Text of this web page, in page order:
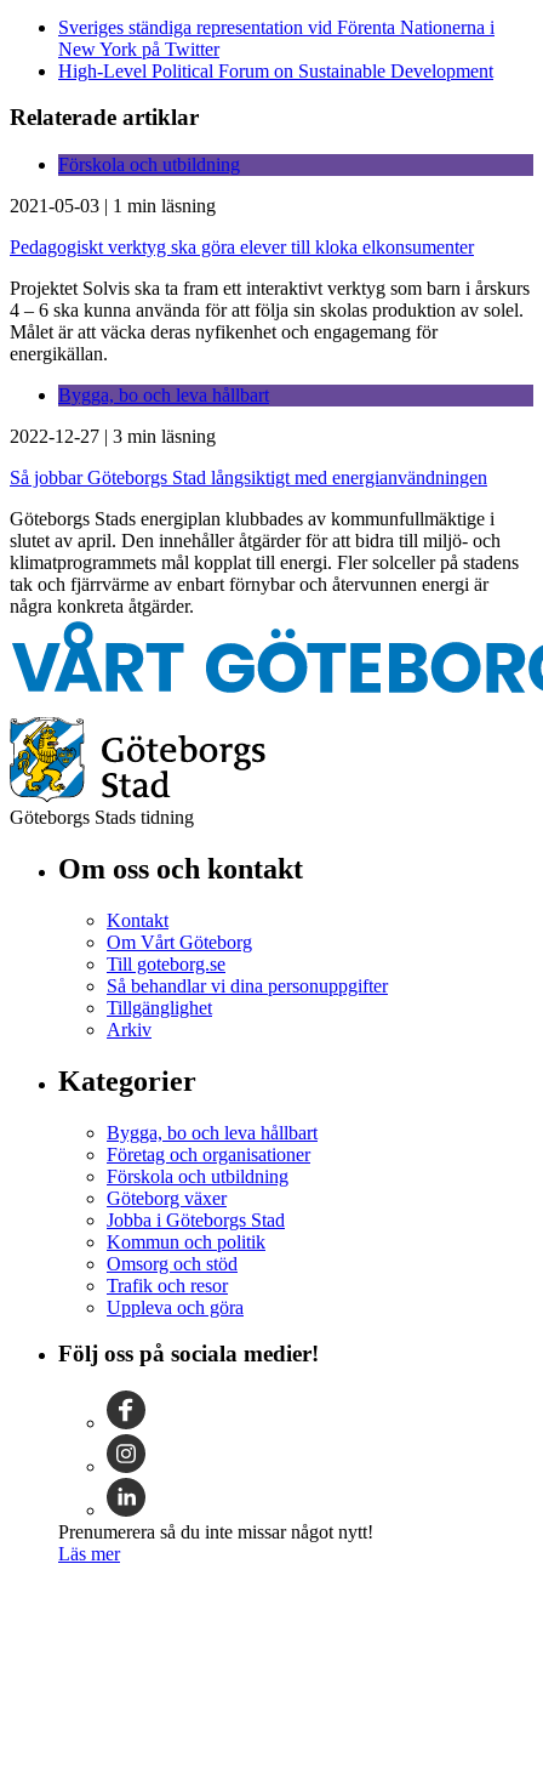
Sveriges ständiga representation vid Förenta Nationerna i
New York på Twitter
High-Level Political Forum on Sustainable Development
Relaterade artiklar
Förskola och utbildning
2021-05-03 | 1 min läsning
Pedagogiskt verktyg ska göra elever till kloka elkonsumenter
Projektet Solvis ska ta fram ett interaktivt verktyg som barn i årskurs
4 – 6 ska kunna använda för att följa sin skolas produktion av solel.
Målet är att väcka deras nyfikenhet och engagemang för
energikällan.
Bygga, bo och leva hållbart
2022-12-27 | 3 min läsning
Så jobbar Göteborgs Stad långsiktigt med energianvändningen
Göteborgs Stads energiplan klubbades av kommunfullmäktige i
slutet av april. Den innehåller åtgärder för att bidra till miljö- och
klimatprogrammets mål kopplat till energi. Fler solceller på stadens
tak och fjärrvärme av enbart förnybar och återvunnen energi är
några konkreta åtgärder.
Göteborgs Stads tidning
Om oss och kontakt
Kontakt
Om Vårt Göteborg
Till goteborg.se
Så behandlar vi dina personuppgifter
Tillgänglighet
Arkiv
Kategorier
Bygga, bo och leva hållbart
Företag och organisationer
Förskola och utbildning
Göteborg växer
Jobba i Göteborgs Stad
Kommun och politik
Omsorg och stöd
Trafik och resor
Uppleva och göra
Följ oss på sociala medier!
Prenumerera så du inte missar något nytt!
Läs mer